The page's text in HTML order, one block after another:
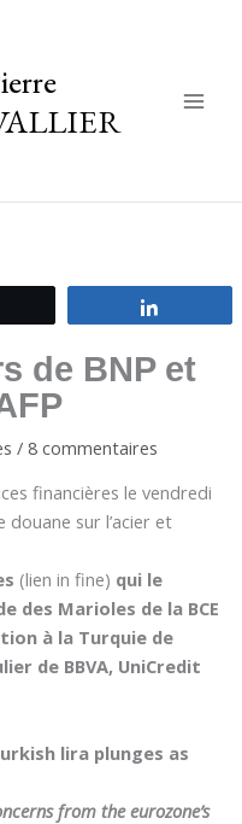
de BNP et
/ 8 commentaires
financières le vendredi
sur l’acier et
(lien in fine) qui le
des Marioles de la BCE
à la Turquie de
de BBVA, UniCredit
lira plunges as
from the eurozone’s